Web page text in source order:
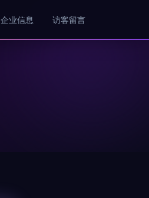
企业信息 访客留言